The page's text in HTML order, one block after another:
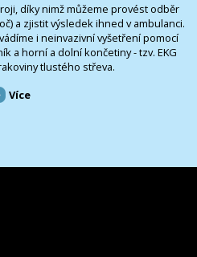
díky nimž můžeme provést odběr
a zjistit výsledek ihned v ambulanci.
i neinvazivní vyšetření pomocí
a horní a dolní končetiny - tzv. EKG
tlustého střeva.
Více